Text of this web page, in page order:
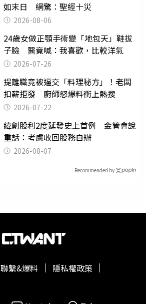
如末日 網驚：聖經十災
2026-08-06
24歲女做正顎手術變「地包天」鞋拔
子臉 醫竟喊：我喜歡，比較洋氣
2026-07-26
提離職竟被逼交「料理秘方」！老闆
扣薪拒發 廚師怒爆料衝上熱搜
2026-07-22
緯創股利2度延發史上首例 金管會說
重話：考慮收回股務自辦
2026-08-07
Recommended by
聯繫&爆料
隱私權政策